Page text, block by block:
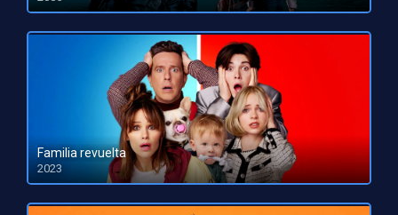
HD 720p
Familia revuelta
2023
HD 1080pHD 720p